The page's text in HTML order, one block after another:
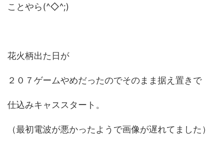
ことやら(^◇^;)
花火柄出た日が
２０７ゲームやめだったのでそのまま据え置きで
仕込みキャススタート。
（最初電波が悪かったようで画像が遅れてました）